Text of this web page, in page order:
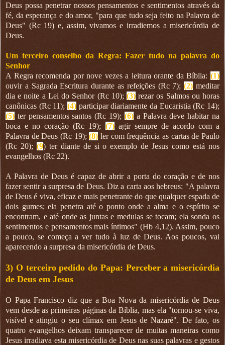
Deus possa penetrar nossos pensamentos e sentimentos através da
fé, da esperança e do amor, "para que tudo seja feito na Palavra de
Deus" (Rc 19) e, assim, vivamos e irradiemos a misericórdia de
Deus.
Um terceiro conselho da Regra: Fazer tudo na palavra do
Senhor
A Regra recomenda por nove vezes a leitura orante da Bíblia: (1)
ouvir a Sagrada Escritura durante as refeições (Rc 7);(2) meditar
dia e noite a Lei do Senhor (Rc 10); (3)rezar os Salmos ou horas
canônicas (Rc 11); (4) participar diariamente da Eucaristia (Rc 14);
(5) ter pensamentos santos (Rc 19); (6)a Palavra deve habitar na
boca e no coração (Rc 19); (7)agir sempre de acordo com a
Palavra de Deus (Rc 19);(8) ler com frequência as cartas de Paulo
(Rc 20); (9) ter diante de si o exemplo de Jesus como está nos
evangelhos (Rc 22).
A Palavra de Deus é capaz de abrir a porta do coração e de nos
fazer sentir a surpresa de Deus. Diz a carta aos hebreus: "A palavra
de Deus é viva, eficaz e mais penetrante do que qualquer espada de
dois gumes; ela penetra até o ponto onde a alma e o espírito se
encontram, e até onde as juntas e medulas se tocam; ela sonda os
sentimentos e pensamentos mais íntimos" (Hb 4,12). Assim, pouco
a pouco, se começa a ver tudo à luz de Deus. Aos poucos, vai
aparecendo a surpresa da misericórdia de Deus.
3) O terceiro pedido do Papa: Perceber a misericórdia
de Deus em Jesus
O Papa Francisco diz que a Boa Nova da misericórdia de Deus
vem desde as primeiras páginas da Bíblia, mas ela "tornou-se viva,
visível e atingiu o seu clímax em Jesus de Nazaré". De fato, os
quatro evangelhos deixam transparecer de muitas maneiras como
Jesus irradiava esta misericórdia de Deus nas suas palavras e gestos